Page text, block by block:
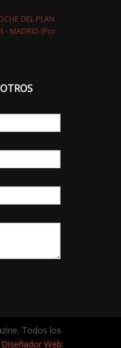
Todos los
Diseñador Web: